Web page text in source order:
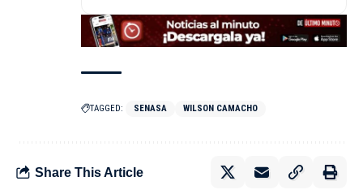
TAGGED: SENASA WILSON CAMACHO
Share This Article